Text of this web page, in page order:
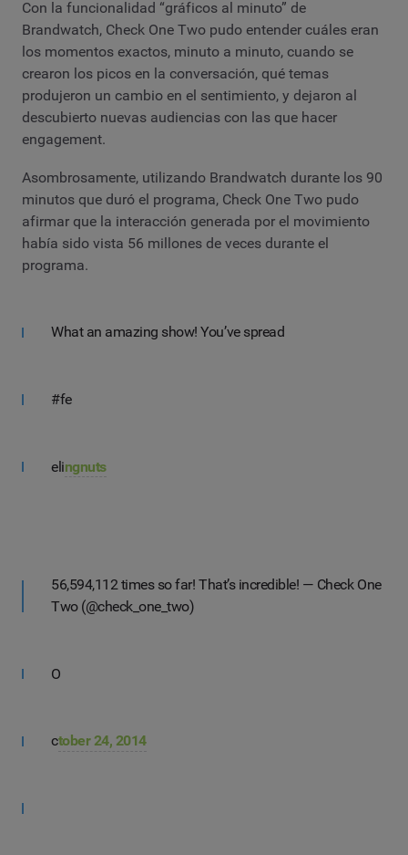
Con la funcionalidad “gráficos al minuto” de
Brandwatch, Check One Two pudo entender cuáles eran
los momentos exactos, minuto a minuto, cuando se
crearon los picos en la conversación, qué temas
produjeron un cambio en el sentimiento, y dejaron al
descubierto nuevas audiencias con las que hacer
engagement.
Asombrosamente, utilizando Brandwatch durante los 90
minutos que duró el programa, Check One Two pudo
afirmar que la interacción generada por el movimiento
había sido vista 56 millones de veces durante el
programa.
What an amazing show! You’ve spread
#fe
elingnuts
56,594,112 times so far! That’s incredible! — Check One
Two (@check_one_two)
O
ctober 24, 2014